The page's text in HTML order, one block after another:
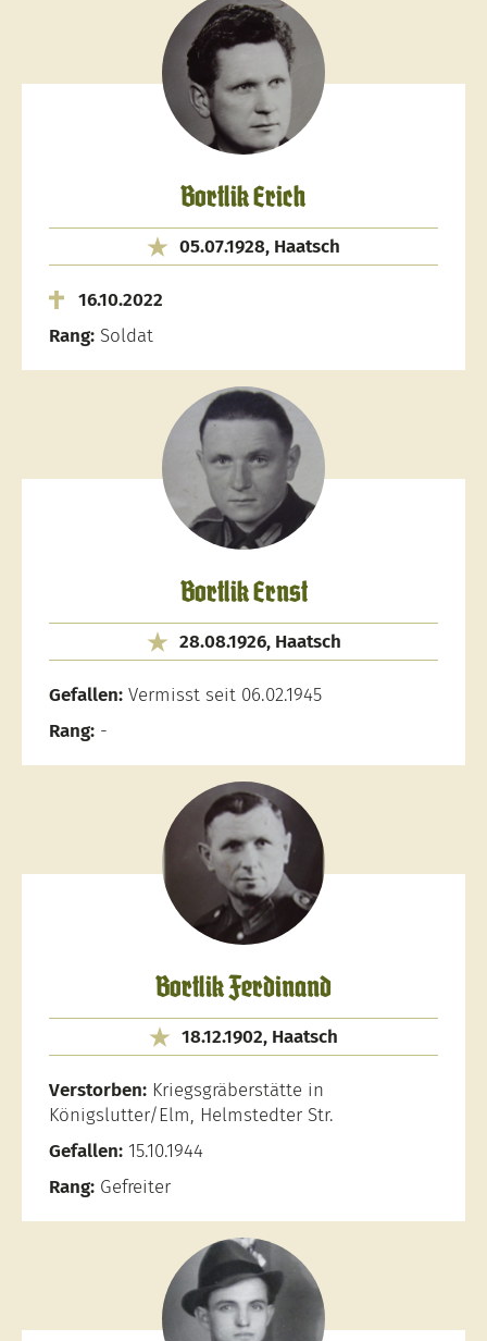
Bortlik Erich
05.07.1928, Haatsch
16.10.2022
Rang: Soldat
Bortlik Ernst
28.08.1926, Haatsch
Gefallen: Vermisst seit 06.02.1945
Rang: -
Bortlik Ferdinand
18.12.1902, Haatsch
Verstorben: Kriegsgräberstätte in
Königslutter/Elm, Helmstedter Str.
Gefallen: 15.10.1944
Rang: Gefreiter